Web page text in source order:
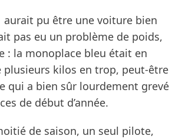
aurait pu être une voiture bien
pas eu un problème de poids,
: la monoplace bleu était en
plusieurs kilos en trop, peut-être
qui a bien sûr lourdement grevé
de début d’année.
de saison, un seul pilote,